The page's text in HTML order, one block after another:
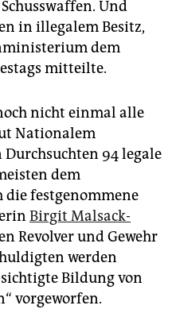
Und
in illegalem Besitz,
dem
mitteilte.
nicht einmal alle
Nationalem
94 legale
dem
die festgenommene
Birgit Malsack-
Revolver und Gewehr
werden
Bildung von
vorgeworfen.